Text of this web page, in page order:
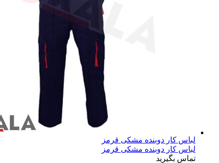
لباس کار دوبنده مشکی قرمز
لباس کار دوبنده مشکی قرمز
تماس بگیرید